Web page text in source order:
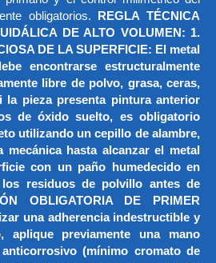
obligatorios.
REGLA TÉCNICA
DE ALTO VOLUMEN: 1.
DE LA SUPERFICIE: El metal
encontrarse estructuralmente
libre de polvo, grasa, ceras,
la pieza presenta pintura anterior
de óxido suelto, es obligatorio
utilizando un cepillo de alambre,
mecánica hasta alcanzar el metal
con un paño humedecido en
residuos de polvillo antes de
OBLIGATORIA DE PRIMER
una adherencia indestructible y
aplique previamente una mano
(mínimo cromato de